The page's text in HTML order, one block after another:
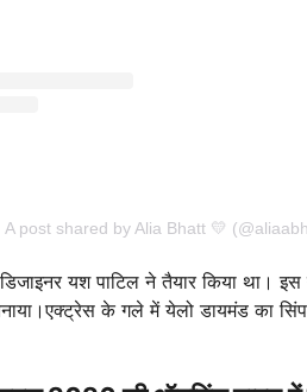
A post shared by Alia Bhatt 💛
यश पाटिल ने तैयार किया था।
के गले में येलो डायमंड का